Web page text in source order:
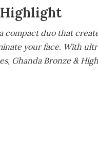
Highlight
compact duo that
your face. With
Ghanda Bronze &